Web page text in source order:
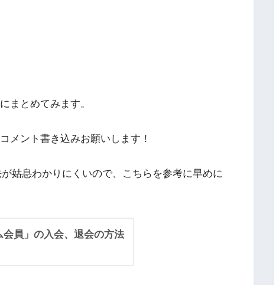
にまとめてみます。
メント書き込みお願いします！
姑息わかりにくいので、こちらを参考に早めに
会員」の入会、退会の方法